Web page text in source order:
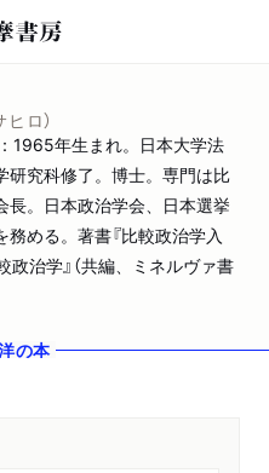
ロ）
1965年生まれ。日本大学法
研究科修了。博士。専門は比
。日本政治学会、日本選挙
める。著書『比較政治学入
政治学』（共編、ミネルヴァ書
の本